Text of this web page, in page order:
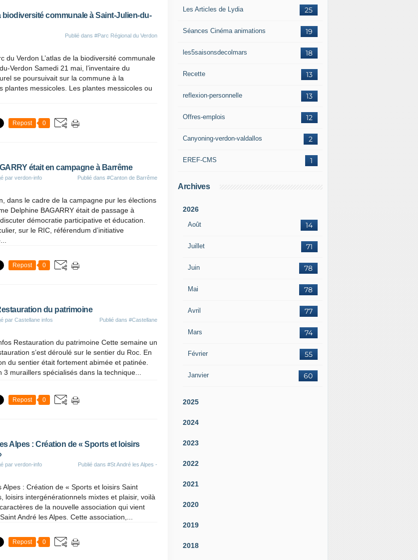
biodiversité communale à Saint-Julien-du-
Publié dans #Parc Régional du Verdon
du Verdon L’atlas de la biodiversité communale
Verdon Samedi 21 mai, l’inventaire du
se poursuivait sur la commune à la
plantes messicoles. Les plantes messicoles ou
Repost 0
était en campagne à Barrême
par verdon-info Publié dans #Canton de Barrême
dans le cadre de la campagne pur les élections
Delphine BAGARRY était de passage à
démocratie participative et éducation.
sur le RIC, référendum d’initiative
Repost 0
du patrimoine
par Castellane infos Publié dans #Castellane
Restauration du patrimoine Cette semaine un
s’est déroulé sur le sentier du Roc. En
du sentier était fortement abimée et patinée.
3 muraillers spécialisés dans la technique...
Repost 0
Alpes : Création de « Sports et loisirs
par verdon-info Publié dans #St André les Alpes -
Alpes : Création de « Sports et loisirs Saint
loisirs intergénérationnels mixtes et plaisir, voilà
de la nouvelle association qui vient
André les Alpes. Cette association,...
Repost 0
25
Les Articles de Lydia
19
Séances Cinéma animations
18
les5saisonsdecolmars
13
Recette
13
reflexion-personnelle
12
Offres-emplois
2
Canyoning-verdon-valdallos
1
EREF-CMS
Archives
2026
Août 14
Juillet 71
Juin 78
Mai 78
Avril 77
Mars 74
Février 55
Janvier 60
2025
2024
2023
2022
2021
2020
2019
2018